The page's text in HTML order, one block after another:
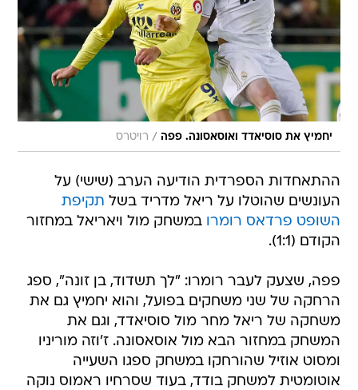
יחמיץ את סוסיאדד ואוסאסונה. פפה / רויטרס
ההתאחדות הספרדית הודיעה הערב (שישי) על
העונשים שהוטלו על ריאל מדריד בשל תקיפת
השופט פרדאס רומרו במשחק מול ויאריאל במחזור
הקודם (1:1).
פפה, שצעק לעבר רומרו: "לך תשדוד, בן זונה", ספג
הרחקה של שני משחקים בפועל, והוא יחמיץ גם את
משחקה של ריאל מחר מול סוסיאדד, וגם את
המשחק במחזור הבא מול אוסאסונה. ז'וזה מוריניו
ומסוט אוזיל שהורחקו במשחק ספגו השעייה
אוטומטית למשחק בודד, בעוד שסרחיו ראמוס נוקה